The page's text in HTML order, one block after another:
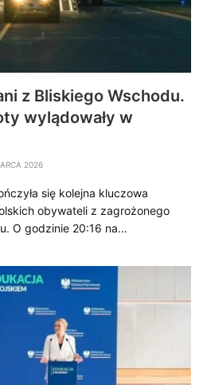
z Bliskiego Wschodu.
wylądowały w
2026
się kolejna kluczowa
obywateli z zagrożonego
O godzinie 20:16 na…